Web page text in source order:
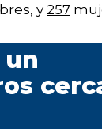
y 257
un